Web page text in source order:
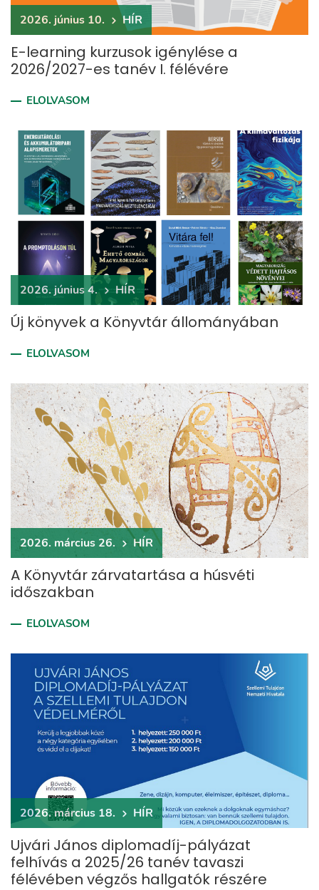
2026. június 10. HÍR
E-learning kurzusok igénylése a
2026/2027-es tanév I. félévére
ELOLVASOM
2026. június 4. HÍR
Új könyvek a Könyvtár állományában
ELOLVASOM
2026. március 26. HÍR
A Könyvtár zárvatartása a húsvéti
időszakban
ELOLVASOM
2026. március 18. HÍR
Ujvári János diplomadíj-pályázat
felhívás a 2025/26 tanév tavaszi
félévében végzős hallgatók részére